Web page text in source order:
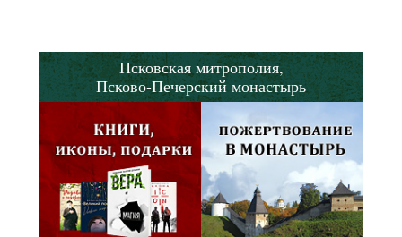
Псковская митрополия,
Псково-Печерский монастырь